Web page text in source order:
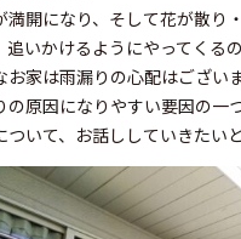
満開になり、そして花が散り
いかけるようにやってくるの
お家は雨漏りの心配はござい
原因になりやすい要因の一つ
ついて、お話ししていきたい